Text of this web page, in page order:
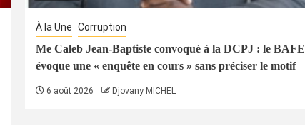
À la Une Corruption
Me Caleb Jean-Baptiste convoqué à la DCPJ : le BAFE
évoque une « enquête en cours » sans préciser le motif
6 août 2026 Djovany MICHEL